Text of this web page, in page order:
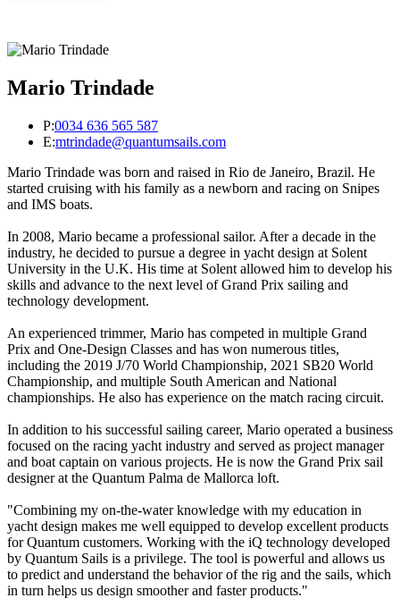
Mario Trindade
P:0034 636 565 587
E:mtrindade@quantumsails.com
Mario Trindade was born and raised in Rio de Janeiro, Brazil. He
started cruising with his family as a newborn and racing on Snipes
and IMS boats.
In 2008, Mario became a professional sailor. After a decade in the
industry, he decided to pursue a degree in yacht design at Solent
University in the U.K. His time at Solent allowed him to develop his
skills and advance to the next level of Grand Prix sailing and
technology development.
An experienced trimmer, Mario has competed in multiple Grand
Prix and One-Design Classes and has won numerous titles,
including the 2019 J/70 World Championship, 2021 SB20 World
Championship, and multiple South American and National
championships. He also has experience on the match racing circuit.
In addition to his successful sailing career, Mario operated a business
focused on the racing yacht industry and served as project manager
and boat captain on various projects. He is now the Grand Prix sail
designer at the Quantum Palma de Mallorca loft.
"Combining my on-the-water knowledge with my education in
yacht design makes me well equipped to develop excellent products
for Quantum customers. Working with the iQ technology developed
by Quantum Sails is a privilege. The tool is powerful and allows us
to predict and understand the behavior of the rig and the sails, which
in turn helps us design smoother and faster products."